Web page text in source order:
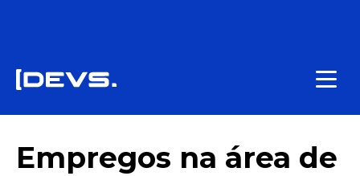
Empregos na área de